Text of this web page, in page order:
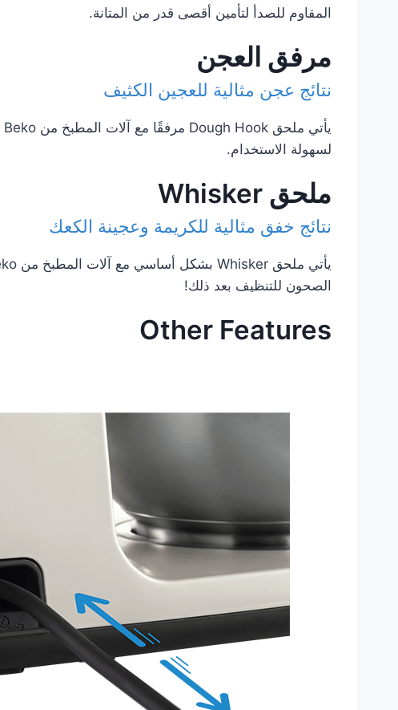
المقاوم للصدأ لتأمين أقصى قدر من المتانة.
مرفق العجن
نتائج عجن مثالية للعجين الكثيف
لسهولة الاستخدام.
ملحق Whisker
نتائج خفق مثالية للكريمة وعجينة الكعك
الصحون للتنظيف بعد ذلك!
Other Features